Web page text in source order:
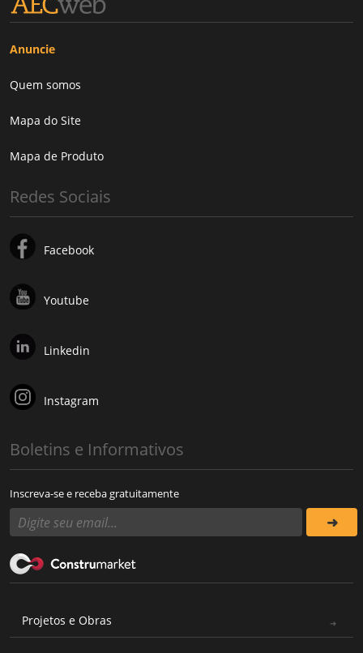
Anuncie
Quem somos
Mapa do Site
Mapa de Produto
Redes Sociais
Facebook
Youtube
Linkedin
Instagram
Boletins e Informativos
Inscreva-se e receba gratuitamente
Projetos e Obras